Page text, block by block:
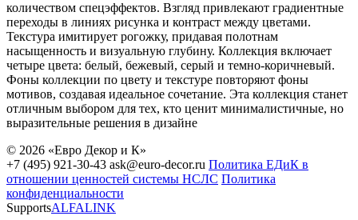
количеством спецэффектов. Взгляд привлекают градиентные
переходы в линиях рисунка и контраст между цветами.
Текстура имитирует рогожку, придавая полотнам
насыщенность и визуальную глубину. Коллекция включает
четыре цвета: белый, бежевый, серый и темно-коричневый.
Фоны коллекции по цвету и текстуре повторяют фоны
мотивов, создавая идеальное сочетание. Эта коллекция станет
отличным выбором для тех, кто ценит минималистичные, но
выразительные решения в дизайне
© 2026 «Евро Декор и К»
+7 (495) 921-30-43 ask@euro-decor.ru Политика ЕДиК в
отношении ценностей системы НСЛС Политика
конфиденциальности
SupportsALFALINK